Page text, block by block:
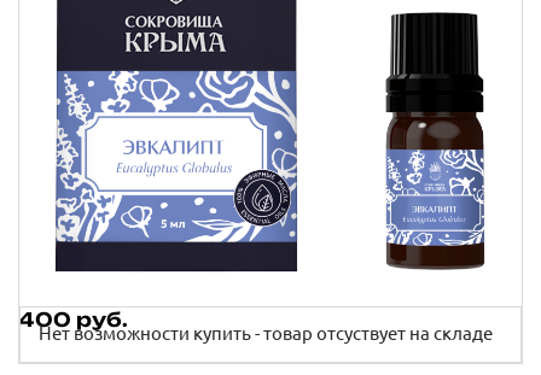
АВТОРИЗАЦИЯ
400 руб.
Нет возможности купить - товар отсуствует на складе